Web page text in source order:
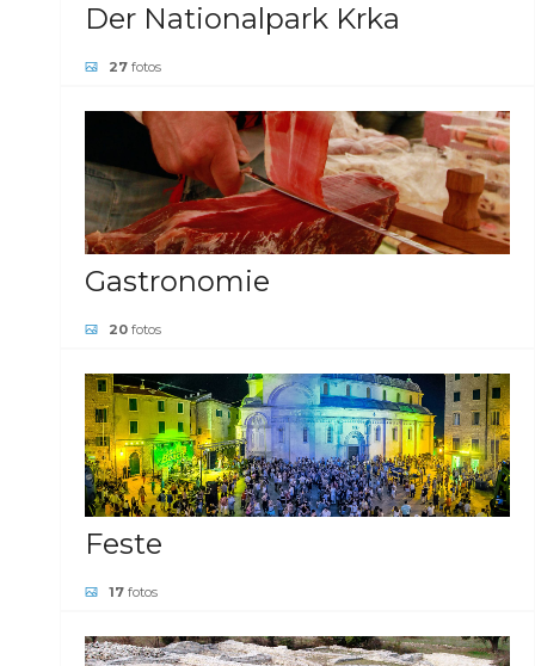
Der Nationalpark Krka
27 fotos
GALERIE ANSEHEN
Gastronomie
20 fotos
GALERIE ANSEHEN
Feste
17 fotos
GALERIE ANSEHEN